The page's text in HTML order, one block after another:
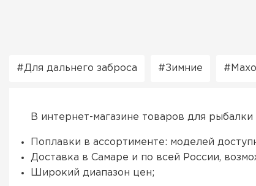
Для дальнего заброса Зимние
В интернет-магазине товаров для рыбалки
Поплавки в ассортименте: моделей
Доставка в Самаре и по всей России,
Широкий диапазон цен;